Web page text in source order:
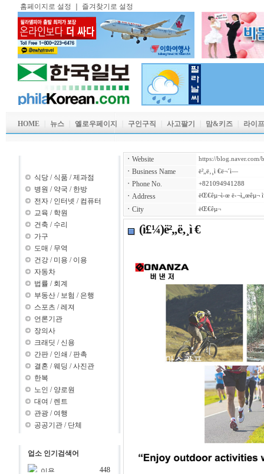
홈페이지로 설정 즐겨찾기로 설정
HOME 뉴스 옐로우페이지 구인구직 사고팔기 맘&키즈 라이
식당 / 식품 /제과점
병원 / 약국 / 한방
전자 / 인터넷 / 컴퓨터
교육 / 학원
건축 / 수리
가구
도매 / 무역
건강 / 미용 / 이용
자동차
법률 / 회계
부동산 / 보험 / 은행
스포츠 /레져
언론기관
장의사
크래딧 / 신용
간판 / 인쇄 / 판촉
결혼 /웨딩 /사진관
한복
노인 / 양로원
대여 / 렌트
관광 / 여행
공공기관 / 단체
업소 인기검색어
이용 448
ㆍ Website https://blog.naver.com/
ㆍ Business Name ë²„ë‚¸ì €ë¬´ì—­
ㆍ Phone No. +821094941288
ㆍ Address ëŒ€êµ¬ì‹œ ë‹¬ì„œêµ¬
ㆍ City ëŒ€êµ¬
(ì£¼)ë²„ë‚¸ì €